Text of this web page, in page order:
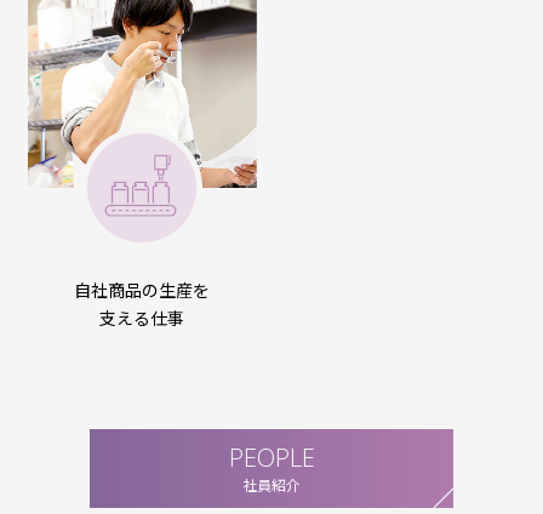
自社商品の生産を
支える仕事
PEOPLE
社員紹介